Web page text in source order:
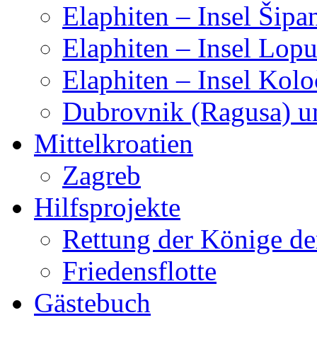
Elaphiten – Insel
Elaphiten – Insel
Elaphiten – Insel
Dubrovnik (Ragusa)
Mittelkroatien
Zagreb
Hilfsprojekte
Rettung der Könige
Friedensflotte
Gästebuch